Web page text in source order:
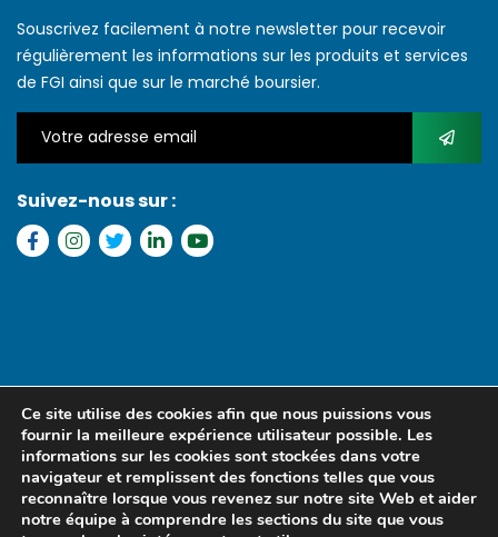
Souscrivez facilement à notre newsletter pour recevoir
régulièrement les informations sur les produits et services
de FGI ainsi que sur le marché boursier.
Suivez-nous sur :
MEDIA SENEGAL
Ce site utilise des cookies afin que nous puissions vous
fournir la meilleure expérience utilisateur possible. Les
informations sur les cookies sont stockées dans votre
navigateur et remplissent des fonctions telles que vous
reconnaître lorsque vous revenez sur notre site Web et aider
notre équipe à comprendre les sections du site que vous